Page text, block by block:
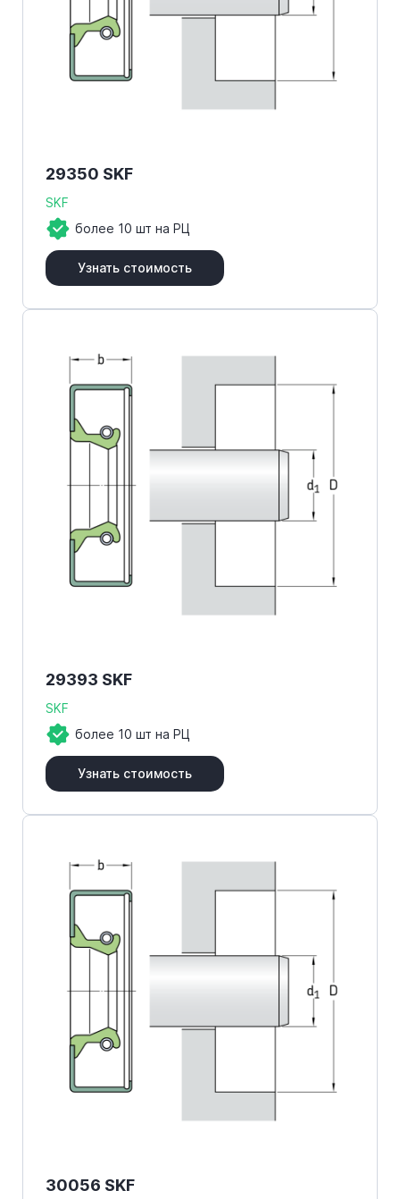
29350 SKF
SKF
более 10 шт на РЦ
Узнать стоимость
29393 SKF
SKF
более 10 шт на РЦ
Узнать стоимость
30056 SKF